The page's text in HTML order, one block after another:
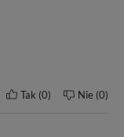
oraz salonów
Od wielu lat
Tak 0 Nie 0